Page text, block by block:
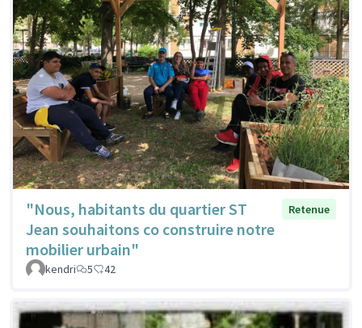
"Nous, habitants du quartier ST
Jean souhaitons co construire notre
mobilier urbain"
Retenue
kendri 5 42